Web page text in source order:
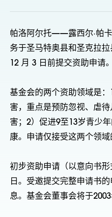
帕洛阿尔托——露西尔·帕
务于圣马特奥县和圣克拉
12 月 3 日前提交资助申请。
基金会的两个资助领域是
害，重点是预防忽视、虐
害；2）促进9至13岁青少
康。申请仅接受这两个领域
初步资助申请（以意向书
日。受邀提交完整申请书
息。基金会董事会将于